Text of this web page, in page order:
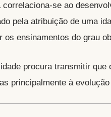
correlaciona-se ao
pela atribuição de uma
os ensinamentos do grau
procura transmitir
principalmente à